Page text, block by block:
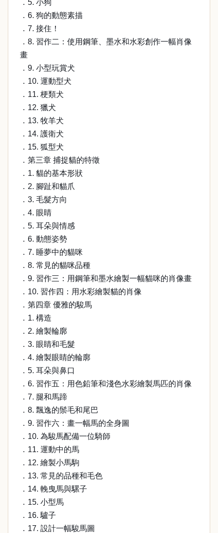
．5. 小狗
．6. 狗的動態素描
．7. 接住！
．8. 習作二：使用鋼筆、墨水和水彩創作一幅肖像
畫
．9. 小型玩賞犬
．10. 運動型犬
．11. 梗類犬
．12. 獵犬
．13. 牧羊犬
．14. 護衛犬
．15. 狐型犬
．第三章 捕捉貓的特徵
．1. 貓的基本形狀
．2. 腳趾和貓爪
．3. 毛髮方向
．4. 眼睛
．5. 耳朵與情感
．6. 動態姿勢
．7. 睡夢中的貓咪
．8. 常見的貓咪品種
．9. 習作三：用鋼筆和墨水繪製一幅貓咪的肖像畫
．10. 習作四：用水彩繪製貓的肖像
．第四章 優雅的駿馬
．1. 構造
．2. 繪製輪廓
．3. 眼睛和毛髮
．4. 繪製眼睛的輪廓
．5. 耳朵與鼻口
．6. 習作五：用色鉛筆和淺色水彩繪製馬匹的肖像
．7. 腿和馬蹄
．8. 飄逸的鬃毛和尾巴
．9. 習作六：畫一幅馬的全身圖
．10. 為駿馬配備一位騎師
．11. 運動中的馬
．12. 繪製小馬駒
．13. 常見的品種和毛色
．14. 輓曳馬與騾子
．15. 小型馬
．16. 驢子
．17. 設計一幅駿馬圖